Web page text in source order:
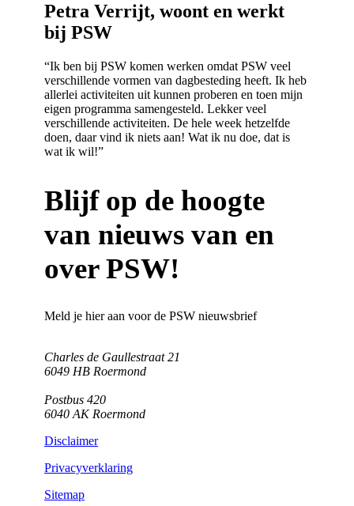
Petra Verrijt, woont en werkt
bij PSW
“Ik ben bij PSW komen werken omdat PSW veel
verschillende vormen van dagbesteding heeft. Ik heb
allerlei activiteiten uit kunnen proberen en toen mijn
eigen programma samengesteld. Lekker veel
verschillende activiteiten. De hele week hetzelfde
doen, daar vind ik niets aan! Wat ik nu doe, dat is
wat ik wil!”
Blijf op de hoogte
van nieuws van en
over PSW!
Meld je hier aan voor de PSW nieuwsbrief
Charles de Gaullestraat 21
6049 HB Roermond
Postbus 420
6040 AK Roermond
Disclaimer
Privacyverklaring
Sitemap